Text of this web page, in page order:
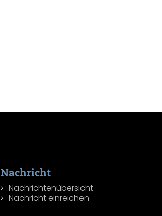
Nachricht
Nachrichtenübersicht
Nachricht einreichen